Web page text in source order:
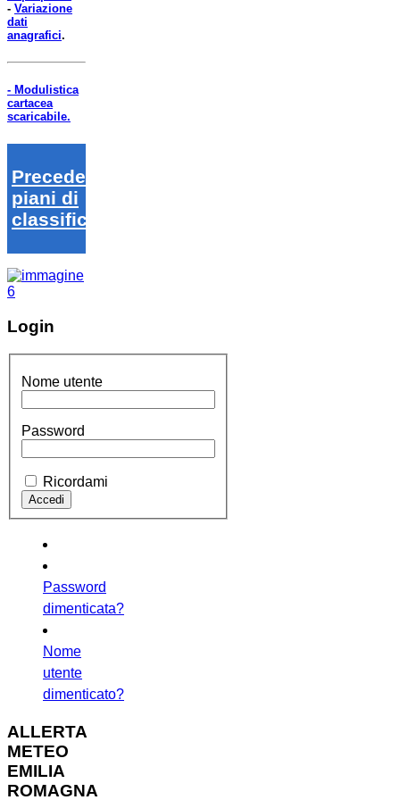
- Variazione
dati
anagrafici.
- Modulistica
cartacea
scaricabile.
Precedenti
piani di
classifica
Login
Nome utente
Password
Ricordami
Password
dimenticata?
Nome
utente
dimenticato?
ALLERTA
METEO
EMILIA
ROMAGNA